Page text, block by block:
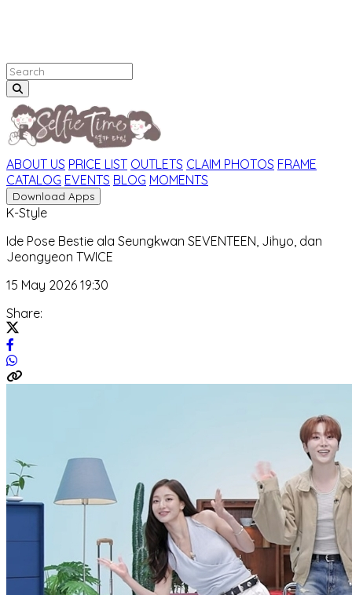
ABOUT US PRICE LIST OUTLETS CLAIM PHOTOS FRAME
CATALOG EVENTS BLOG MOMENTS
Download Apps
K-Style
Ide Pose Bestie ala Seungkwan SEVENTEEN, Jihyo, dan
Jeongyeon TWICE
15 May 2026 19:30
Share: